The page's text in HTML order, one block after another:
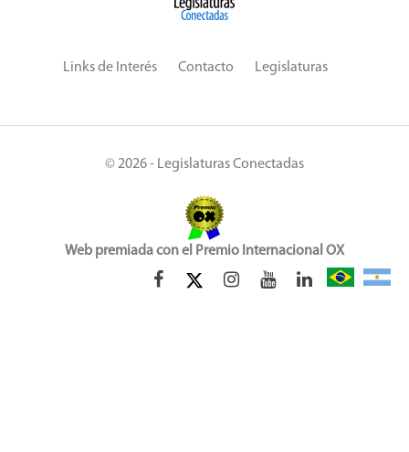
Links de Interés Contacto Legislaturas
© 2026 - Legislaturas Conectadas
Web premiada con el Premio Internacional OX